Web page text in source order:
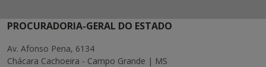
PROCURADORIA-GERAL DO ESTADO
Av. Afonso Pena, 6134
Chácara Cachoeira - Campo Grande | MS